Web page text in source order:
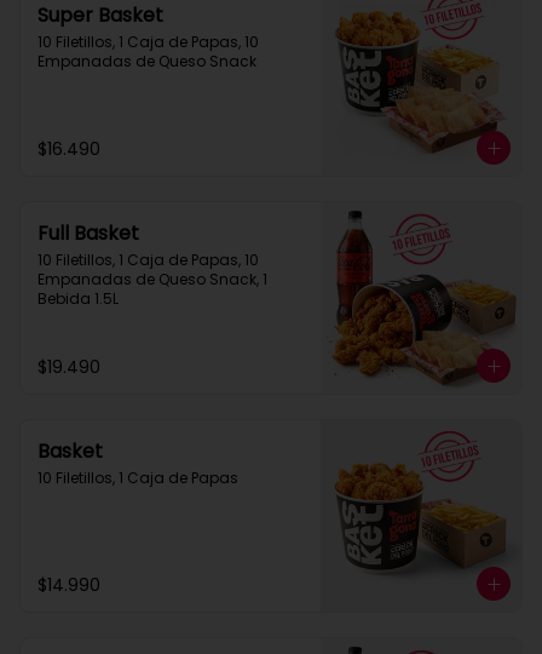
Super Basket
10 Filetillos, 1 Caja de Papas, 10
Empanadas de Queso Snack
$16.490
Full Basket
10 Filetillos, 1 Caja de Papas, 10
Empanadas de Queso Snack, 1
Bebida 1.5L
$19.490
Basket
10 Filetillos, 1 Caja de Papas
$14.990